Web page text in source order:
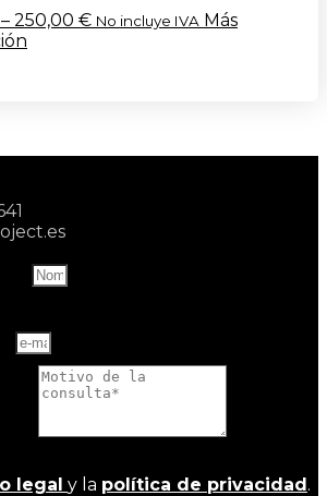
– 250,00 € No incluye IVA Más
legal y la política de privacidad.